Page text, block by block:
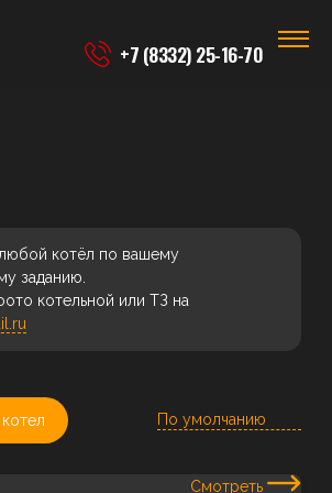
+7 (8332) 25-16-70
котёл по вашему
заданию.
котельной или ТЗ на
Смотреть